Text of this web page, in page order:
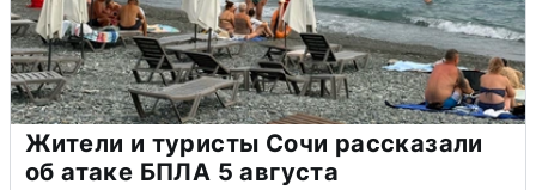
Жители и туристы Сочи рассказали
об атаке БПЛА 5 августа